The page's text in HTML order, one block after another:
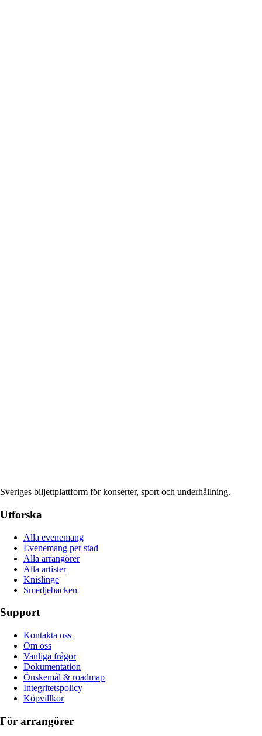
Sveriges biljettplattform för konserter, sport och underhållning.
Utforska
Alla evenemang
Evenemang per stad
Alla arrangörer
Alla artister
Knislinge
Smedjebacken
Support
Kontakta oss
Om oss
Vanliga frågor
Dokumentation
Önskemål & roadmap
Integritetspolicy
Köpvillkor
För arrangörer